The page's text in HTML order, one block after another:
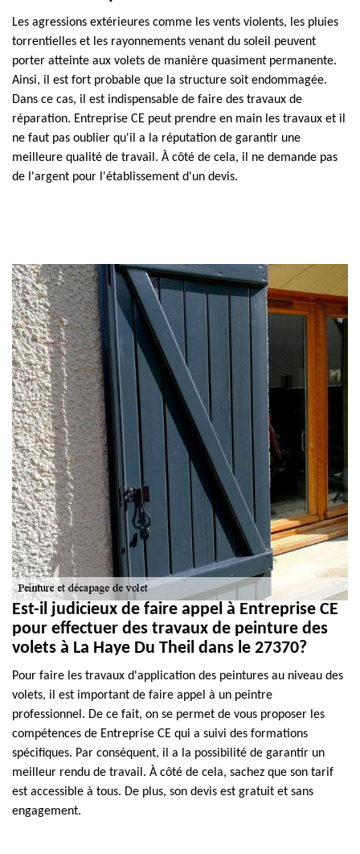
Les agressions extérieures comme les vents violents, les pluies
torrentielles et les rayonnements venant du soleil peuvent
porter atteinte aux volets de manière quasiment permanente.
Ainsi, il est fort probable que la structure soit endommagée.
Dans ce cas, il est indispensable de faire des travaux de
réparation. Entreprise CE peut prendre en main les travaux et il
ne faut pas oublier qu'il a la réputation de garantir une
meilleure qualité de travail. À côté de cela, il ne demande pas
de l'argent pour l'établissement d'un devis.
Est-il judicieux de faire appel à Entreprise CE
pour effectuer des travaux de peinture des
volets à La Haye Du Theil dans le 27370?
Pour faire les travaux d'application des peintures au niveau des
volets, il est important de faire appel à un peintre
professionnel. De ce fait, on se permet de vous proposer les
compétences de Entreprise CE qui a suivi des formations
spécifiques. Par conséquent, il a la possibilité de garantir un
meilleur rendu de travail. À côté de cela, sachez que son tarif
est accessible à tous. De plus, son devis est gratuit et sans
engagement.